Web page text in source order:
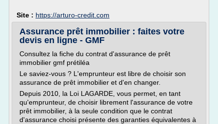
Site : https://arturo-credit.com
Assurance prêt immobilier : faites votre
devis en ligne - GMF
Consultez la fiche du contrat d'assurance de prêt
immobilier gmf prétiléa
Le saviez-vous ? L'emprunteur est libre de choisir son
assurance de prêt immobilier et d'en changer.
Depuis 2010, la Loi LAGARDE, vous permet, en tant
qu'emprunteur, de choisir librement l'assurance de votre
prêt immobilier, à la seule condition que le contrat
d'assurance choisi présente des garanties équivalentes à